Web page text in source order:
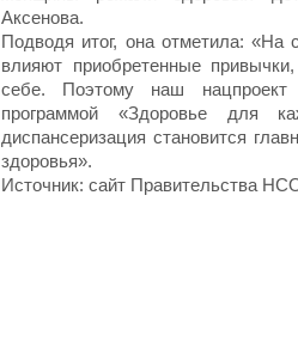
Аксенова.
Подводя итог, она отметила: «На
влияют приобретенные
себе. Поэтому наш нацпроект
программой «Здоровье для
диспансеризация становится
здоровья».
Источник: сайт Правительства